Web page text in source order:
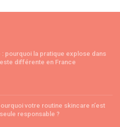
: pourquoi la pratique explose dans
différente en France
votre routine skincare n’est
responsable ?